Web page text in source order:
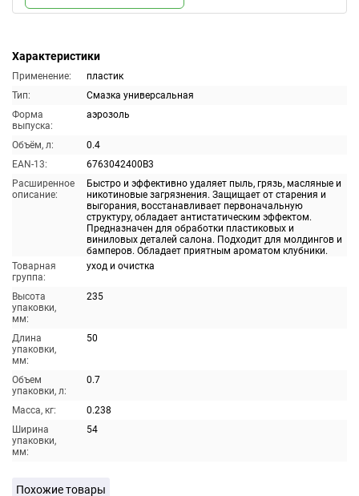
Характеристики
Применение:
пластик
Тип:
Смазка универсальная
Форма
выпуска:
аэрозоль
Объём, л:
0.4
EAN-13:
6763042400B3
Расширенное
описание:
Быстро и эффективно удаляет пыль, грязь, масляные и
никотиновые загрязнения. Защищает от старения и
выгорания, восстанавливает первоначальную
структуру, обладает антистатическим эффектом.
Предназначен для обработки пластиковых и
виниловых деталей салона. Подходит для молдингов и
бамперов. Обладает приятным ароматом клубники.
Товарная
группа:
уход и очистка
Высота
упаковки,
мм:
235
Длина
упаковки,
мм:
50
Объем
упаковки, л:
0.7
Масса, кг:
0.238
Ширина
упаковки,
мм:
54
Похожие товары